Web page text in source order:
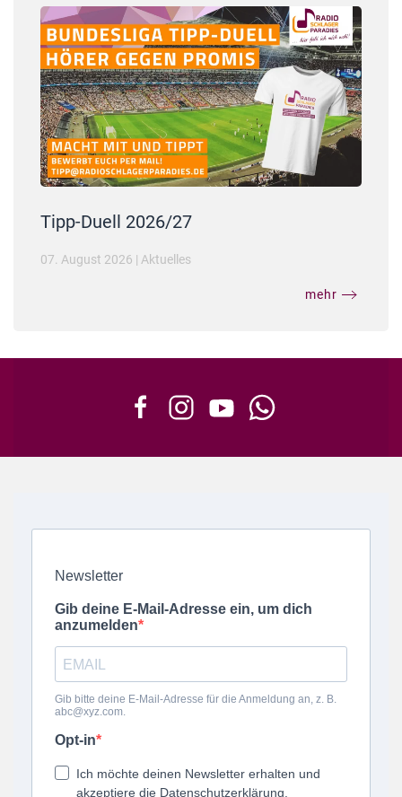
Tipp-Duell 2026/27
07. August 2026 | Aktuelles
mehr